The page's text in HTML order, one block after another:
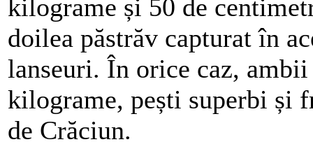
kilograme și 50 de
doilea păstrăv capturat în
lanseuri. În orice caz,
kilograme, pești superbi și
de Crăciun.